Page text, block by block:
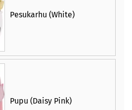
Pesukarhu (White)
Pupu (Daisy Pink)